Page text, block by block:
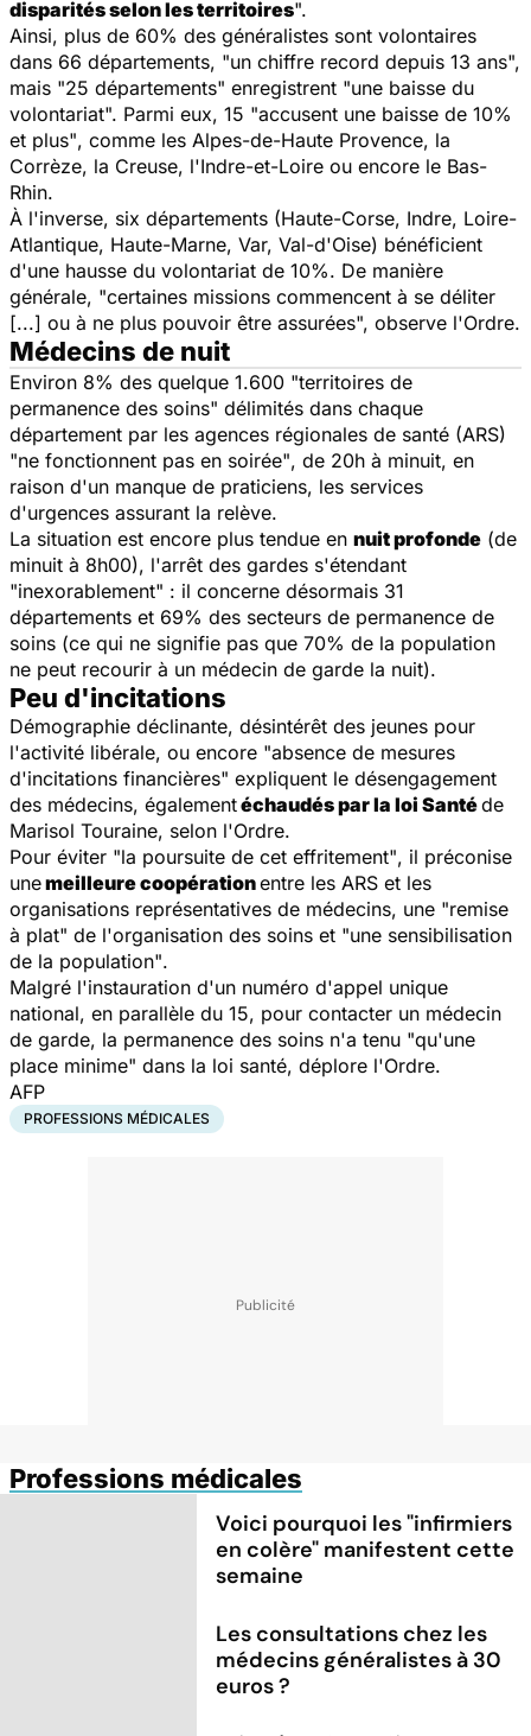
disparités selon les territoires".
Ainsi, plus de 60% des généralistes sont volontaires
dans 66 départements, "un chiffre record depuis 13 ans",
mais "25 départements" enregistrent "une baisse du
volontariat". Parmi eux, 15 "accusent une baisse de 10%
et plus", comme les Alpes-de-Haute Provence, la
Corrèze, la Creuse, l'Indre-et-Loire ou encore le Bas-
Rhin.
À l'inverse, six départements (Haute-Corse, Indre, Loire-
Atlantique, Haute-Marne, Var, Val-d'Oise) bénéficient
d'une hausse du volontariat de 10%. De manière
générale, "certaines missions commencent à se déliter
[...] ou à ne plus pouvoir être assurées", observe l'Ordre.
Médecins de nuit
Environ 8% des quelque 1.600 "territoires de
permanence des soins" délimités dans chaque
département par les agences régionales de santé (ARS)
"ne fonctionnent pas en soirée", de 20h à minuit, en
raison d'un manque de praticiens, les services
d'urgences assurant la relève.
La situation est encore plus tendue en nuitprofonde (de
minuit à 8h00), l'arrêt des gardes s'étendant
"inexorablement" : il concerne désormais 31
départements et 69% des secteurs de permanence de
soins (ce qui ne signifie pas que 70% de la population
ne peut recourir à un médecin de garde la nuit).
Peu d'incitations
Démographie déclinante, désintérêt des jeunes pour
l'activité libérale, ou encore "absence de mesures
d'incitations financières" expliquent le désengagement
des médecins, égalementéchaudés par la loi Santéde
Marisol Touraine, selon l'Ordre.
Pour éviter "la poursuite de cet effritement", il préconise
unemeilleure coopérationentre les ARS et les
organisations représentatives de médecins, une "remise
à plat" de l'organisation des soins et "une sensibilisation
de la population".
Malgré l'instauration d'un numéro d'appel unique
national, en parallèle du 15, pour contacter un médecin
de garde, la permanence des soins n'a tenu "qu'une
place minime" dans la loi santé, déplore l'Ordre.
AFP
PROFESSIONS MÉDICALES
Professions médicales
Voici pourquoi les "infirmiers
en colère" manifestent cette
semaine
Les consultations chez les
médecins généralistes à 30
euros ?